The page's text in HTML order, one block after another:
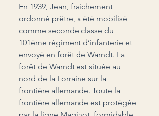
En 1939, Jean, fraichement
ordonné prêtre, a été mobilisé
comme seconde classe du
101ème régiment d’infanterie et
envoyé en forêt de Warndt. La
forêt de Warndt est située au
nord de la Lorraine sur la
frontière allemande. Toute la
frontière allemande est protégée
par la ligne Maginot, formidable